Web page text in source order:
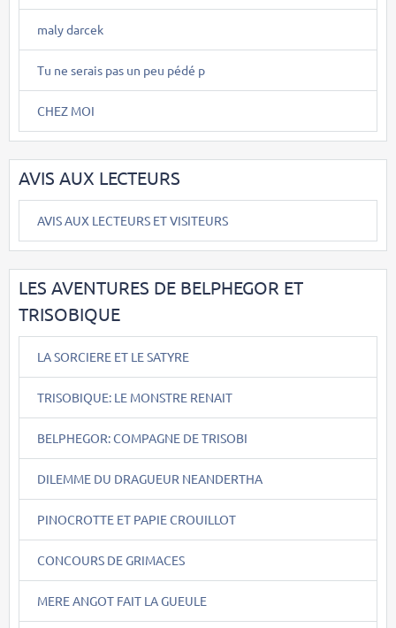
maly darcek
Tu ne serais pas un peu pédé p
CHEZ MOI
AVIS AUX LECTEURS
AVIS AUX LECTEURS ET VISITEURS
LES AVENTURES DE BELPHEGOR ET
TRISOBIQUE
LA SORCIERE ET LE SATYRE
TRISOBIQUE: LE MONSTRE RENAIT
BELPHEGOR: COMPAGNE DE TRISOBI
DILEMME DU DRAGUEUR NEANDERTHA
PINOCROTTE ET PAPIE CROUILLOT
CONCOURS DE GRIMACES
MERE ANGOT FAIT LA GUEULE